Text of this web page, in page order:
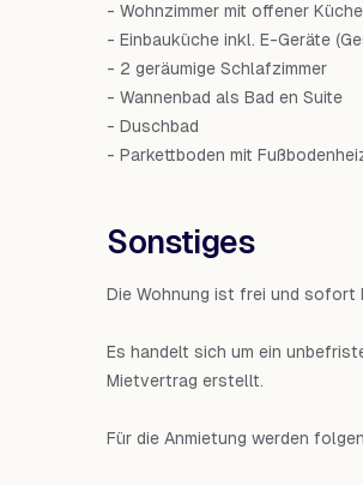
- Wohnzimmer mit offener
- Einbauküche inkl. E-Geräte
- 2 geräumige Schlafzimmer
- Wannenbad als Bad en Suite
- Duschbad
- Parkettboden mit
Sonstiges
Die Wohnung ist frei und sofort
Es handelt sich um ein
Mietvertrag erstellt.
Für die Anmietung werden